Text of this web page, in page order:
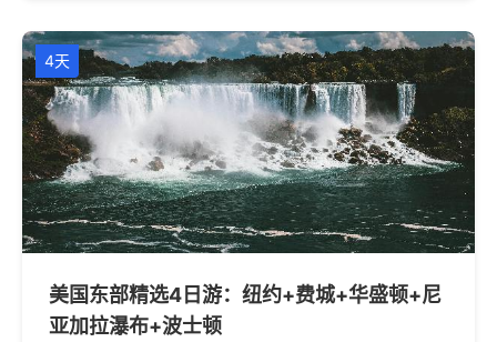
4天
美国东部精选4日游：纽约+费城+华盛顿+尼
亚加拉瀑布+波士顿